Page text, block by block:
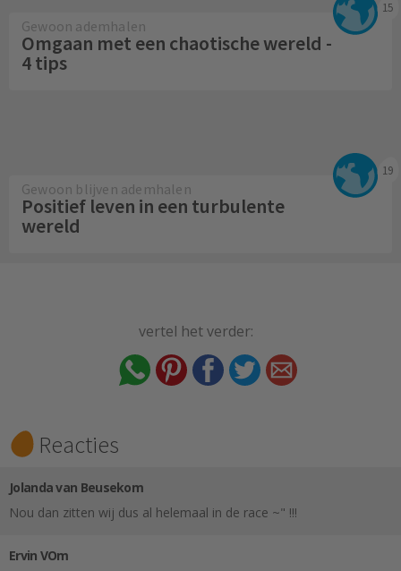
15
Gewoon ademhalen
Omgaan met een chaotische wereld -
4 tips
19
Gewoon blijven ademhalen
Positief leven in een turbulente
wereld
vertel het verder:
Reacties
Jolanda van Beusekom
Nou dan zitten wij dus al helemaal in de race ~" !!!
Ervin VOm